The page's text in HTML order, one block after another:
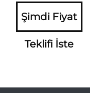
Şimdi Fiyat
Teklifi İste